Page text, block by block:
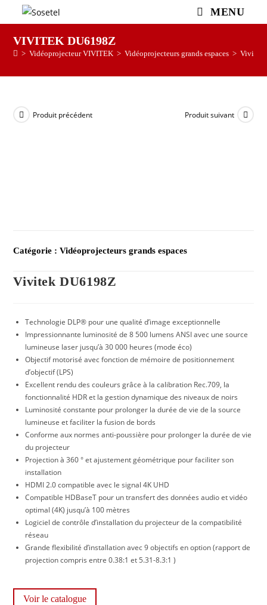
MENU
VIVITEK DU6198Z
> Vidéoprojecteur VIVITEK > Vidéoprojecteurs grands espaces > Vivitek
Produit précédent Produit suivant
Catégorie :Vidéoprojecteurs grands espaces
Vivitek DU6198Z
Technologie DLP® pour une qualité d’image exceptionnelle
Impressionnante luminosité de 8 500 lumens ANSI avec une source
lumineuse laser jusqu’à 30 000 heures (mode éco)
Objectif motorisé avec fonction de mémoire de positionnement
d’objectif (LPS)
Excellent rendu des couleurs grâce à la calibration Rec.709, la
fonctionnalité HDR et la gestion dynamique des niveaux de noirs
Luminosité constante pour prolonger la durée de vie de la source
lumineuse et faciliter la fusion de bords
Conforme aux normes anti-poussière pour prolonger la durée de vie
du projecteur
Projection à 360 ° et ajustement géométrique pour faciliter son
installation
HDMI 2.0 compatible avec le signal 4K UHD
Compatible HDBaseT pour un transfert des données audio et vidéo
optimal (4K) jusqu’à 100 mètres
Logiciel de contrôle d’installation du projecteur de la compatibilité
réseau
Grande flexibilité d’installation avec 9 objectifs en option (rapport de
projection compris entre 0.38:1 et 5.31-8.3:1 )
Voir le catalogue